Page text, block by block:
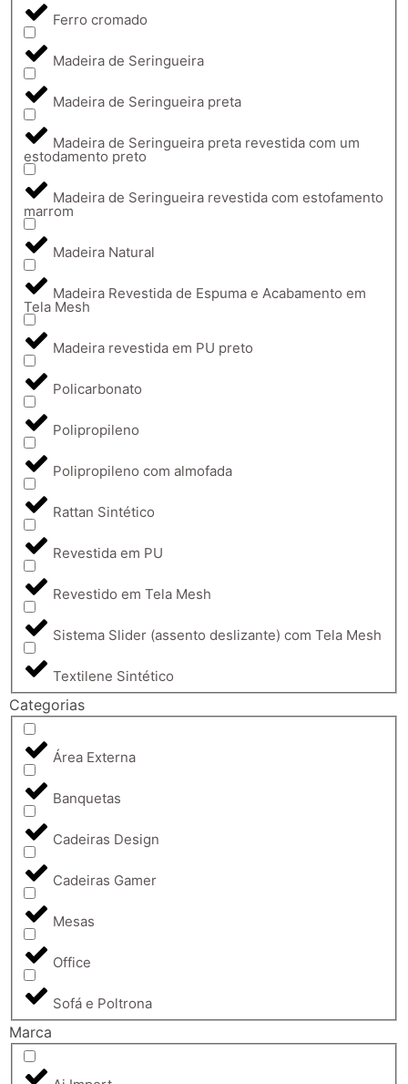
Ferro cromado
Madeira de Seringueira
Madeira de Seringueira preta
Madeira de Seringueira preta revestida com um
estodamento preto
Madeira de Seringueira revestida com estofamento
marrom
Madeira Natural
Madeira Revestida de Espuma e Acabamento em
Tela Mesh
Madeira revestida em PU preto
Policarbonato
Polipropileno
Polipropileno com almofada
Rattan Sintético
Revestida em PU
Revestido em Tela Mesh
Sistema Slider (assento deslizante) com Tela Mesh
Textilene Sintético
Categorias
Área Externa
Banquetas
Cadeiras Design
Cadeiras Gamer
Mesas
Office
Sofá e Poltrona
Marca